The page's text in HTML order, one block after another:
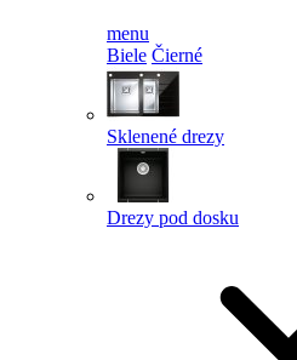
menu
Biele Čierné
Sklenené drezy
Drezy pod dosku